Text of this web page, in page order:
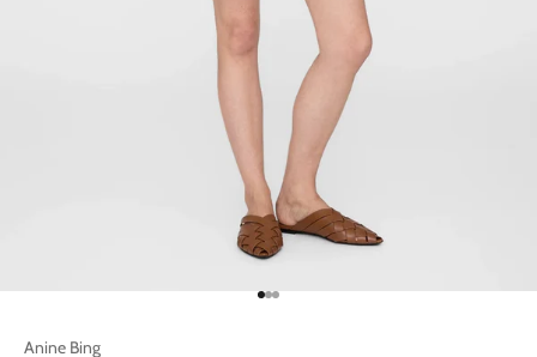
Aller à l'élément 1
Aller à l'élément 2
Aller à l'élément 3
Anine Bing